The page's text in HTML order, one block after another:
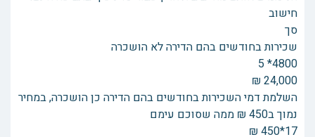
חישוב
סך
שכירות בחודשים בהם הדירה לא הושכרה
4800* 5
24,000 ₪
השלמת דמי השכירות בחודשים בהם הדירה כן הושכרה, במחיר
נמוך ב450 ₪ ממה שסוכם עימם
17*450 ₪